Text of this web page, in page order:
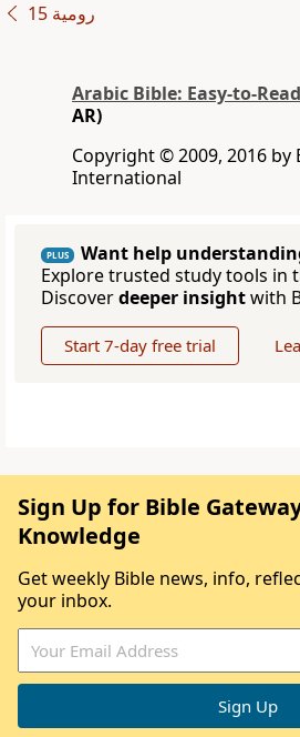
ﺭﻭﻣﻴﺔ 15
Arabic Bible: Easy-to-
AR)
Copyright © 2009, 2016 by
International
PLUS
Want help
Explore trusted study tools in
Discoverdeeper insightwith
Start 7-day free trial
Sign Up for Bible
Knowledge
Get weekly Bible news, info,
your inbox.